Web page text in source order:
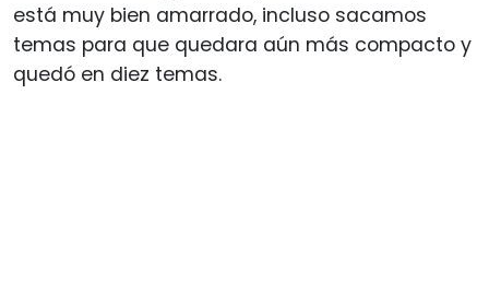
está muy bien amarrado, incluso sacamos
temas para que quedara aún más compacto y
quedó en diez temas.